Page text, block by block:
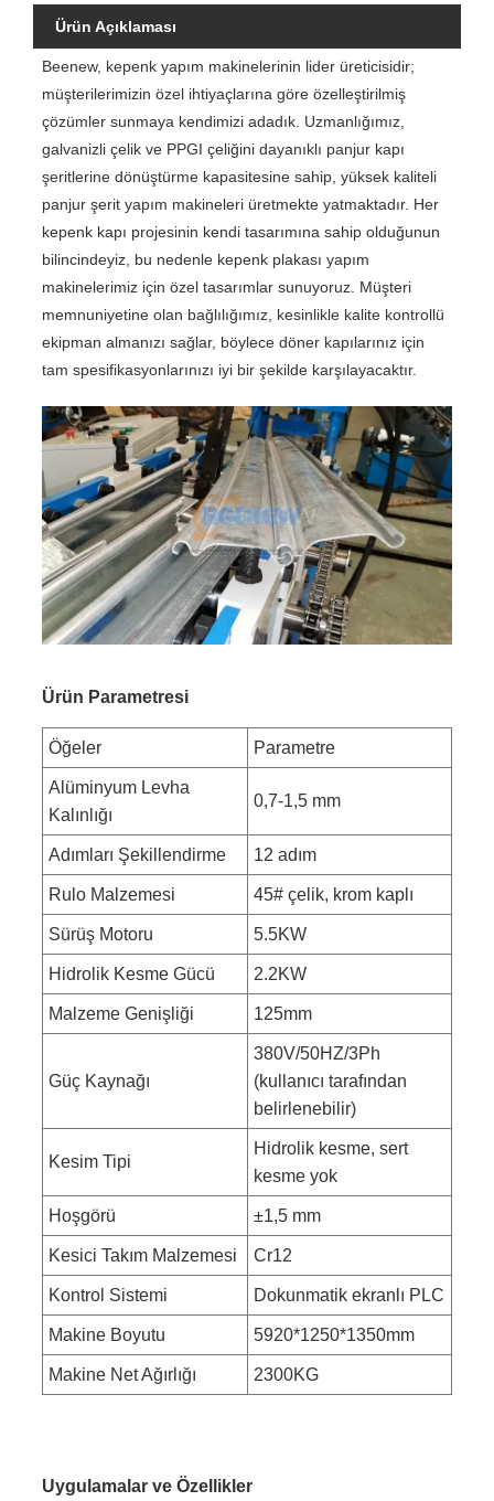
Ürün Açıklaması
Beenew, kepenk yapım makinelerinin lider üreticisidir;
müşterilerimizin özel ihtiyaçlarına göre özelleştirilmiş
çözümler sunmaya kendimizi adadık. Uzmanlığımız,
galvanizli çelik ve PPGI çeliğini dayanıklı panjur kapı
şeritlerine dönüştürme kapasitesine sahip, yüksek kaliteli
panjur şerit yapım makineleri üretmekte yatmaktadır. Her
kepenk kapı projesinin kendi tasarımına sahip olduğunun
bilincindeyiz, bu nedenle kepenk plakası yapım
makinelerimiz için özel tasarımlar sunuyoruz. Müşteri
memnuniyetine olan bağlılığımız, kesinlikle kalite kontrollü
ekipman almanızı sağlar, böylece döner kapılarınız için
tam spesifikasyonlarınızı iyi bir şekilde karşılayacaktır.
Ürün Parametresi
Öğeler Parametre
Alüminyum Levha
Kalınlığı
0,7-1,5 mm
Adımları Şekillendirme 12 adım
Rulo Malzemesi 45# çelik, krom kaplı
Sürüş Motoru 5.5KW
Hidrolik Kesme Gücü 2.2KW
Malzeme Genişliği 125mm
Güç Kaynağı
380V/50HZ/3Ph
(kullanıcı tarafından
belirlenebilir)
Kesim Tipi
Hidrolik kesme, sert
kesme yok
Hoşgörü ±1,5 mm
Kesici Takım Malzemesi Cr12
Kontrol Sistemi Dokunmatik ekranlı PLC
Makine Boyutu 5920*1250*1350mm
Makine Net Ağırlığı 2300KG
Uygulamalar ve Özellikler